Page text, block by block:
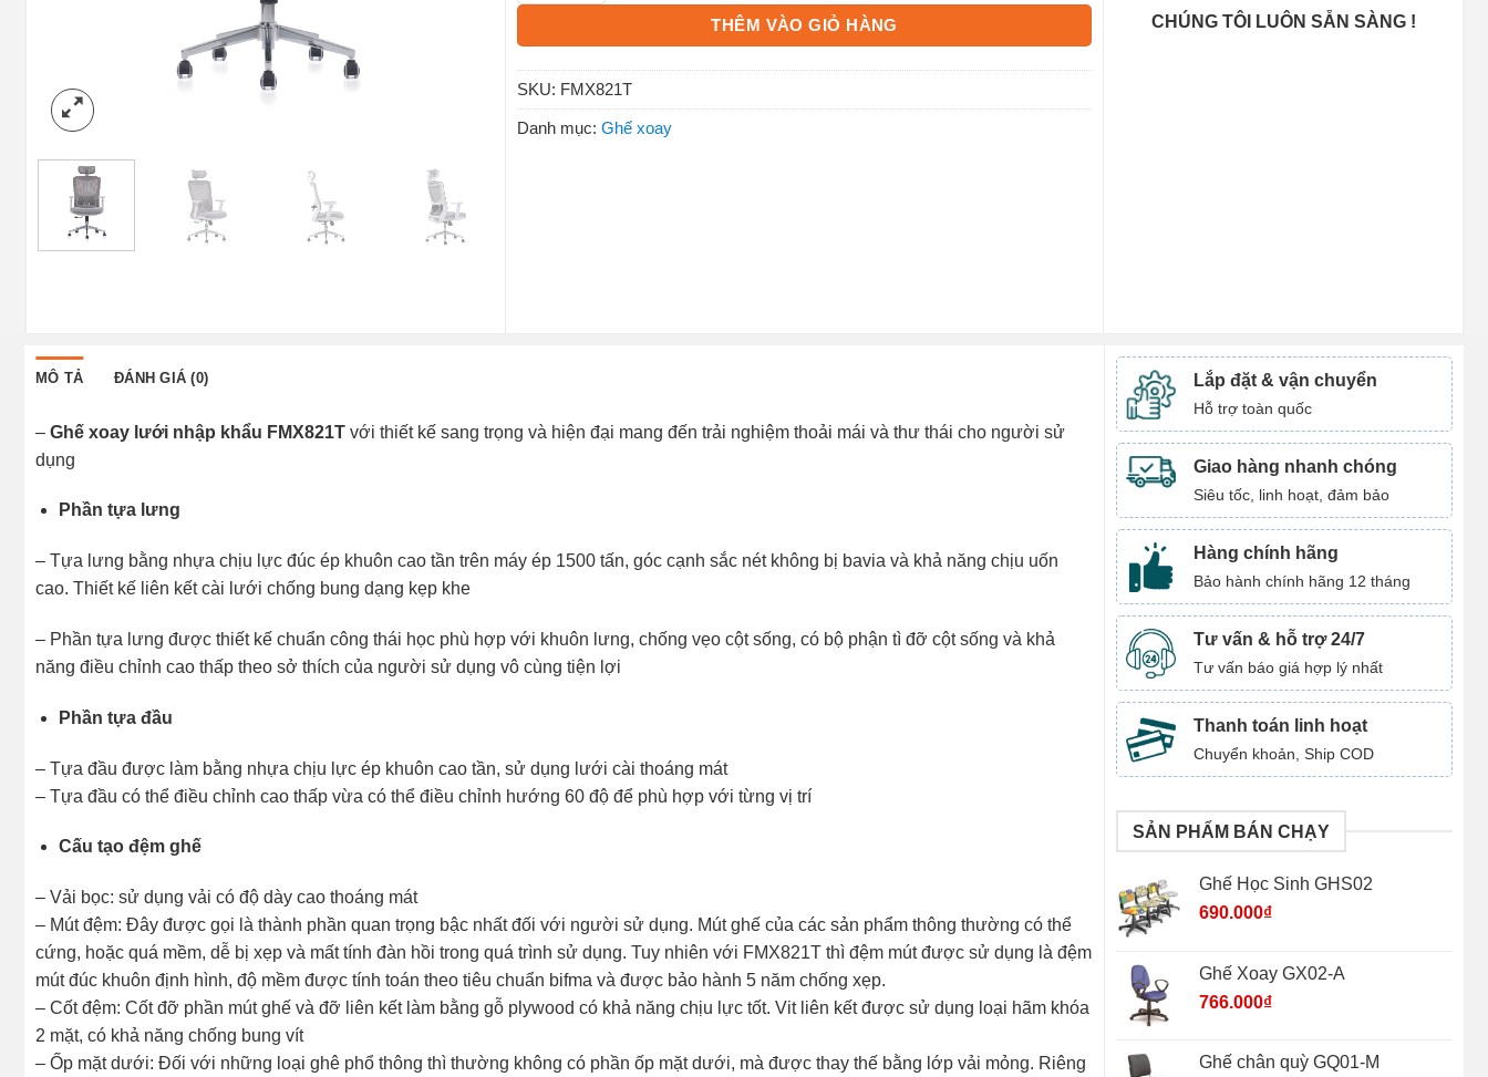
THÊM VÀO GIỎ HÀNG
SKU: FMX821T
Danh mục: Ghế xoay
CHÚNG TÔI LUÔN SẴN SÀNG !
MÔ TẢ ĐÁNH GIÁ (0)
– Ghế xoay lưới nhập khẩu FMX821T với thiết kế sang trọng và hiện đại mang đến trải nghiệm thoải mái và thư thái cho người sử
dụng
Phần tựa lưng
– Tựa lưng bằng nhựa chịu lực đúc ép khuôn cao tần trên máy ép 1500 tấn, góc cạnh sắc nét không bị bavia và khả năng chịu uốn
cao. Thiết kế liên kết cài lưới chống bung dạng kẹp khe
– Phần tựa lưng được thiết kế chuẩn công thái học phù hợp với khuôn lưng, chống vẹo cột sống, có bộ phận tì đỡ cột sống và khả
năng điều chỉnh cao thấp theo sở thích của người sử dụng vô cùng tiện lợi
Phần tựa đầu
– Tựa đầu được làm bằng nhựa chịu lực ép khuôn cao tần, sử dụng lưới cài thoáng mát
– Tựa đầu có thể điều chỉnh cao thấp vừa có thể điều chỉnh hướng 60 độ để phù hợp với từng vị trí
Cấu tạo đệm ghế
– Vải bọc: sử dụng vải có độ dày cao thoáng mát
– Mút đệm: Đây được gọi là thành phần quan trọng bậc nhất đối với người sử dụng. Mút ghế của các sản phẩm thông thường có thể
cứng, hoặc quá mềm, dễ bị xẹp và mất tính đàn hồi trong quá trình sử dụng. Tuy nhiên với FMX821T thì đệm mút được sử dụng là đệm
mút đúc khuôn định hình, độ mềm được tính toán theo tiêu chuẩn bifma và được bảo hành 5 năm chống xẹp.
– Cốt đệm: Cốt đỡ phần mút ghế và đỡ liên kết làm bằng gỗ plywood có khả năng chịu lực tốt. Vit liên kết được sử dụng loại hãm khóa
2 mặt, có khả năng chống bung vít
– Ốp mặt dưới: Đối với những loại ghê phổ thông thì thường không có phần ốp mặt dưới, mà được thay thế bằng lớp vải mỏng. Riêng
Lắp đặt & vận chuyển
Hỗ trợ toàn quốc
Giao hàng nhanh chóng
Siêu tốc, linh hoạt, đảm bảo
Hàng chính hãng
Bảo hành chính hãng 12 tháng
Tư vấn & hỗ trợ 24/7
Tư vấn báo giá hợp lý nhất
Thanh toán linh hoạt
Chuyển khoản, Ship COD
SẢN PHẨM BÁN CHẠY
Ghế Học Sinh GHS02
690.000₫
Ghế Xoay GX02-A
766.000₫
Ghế chân quỳ GQ01-M